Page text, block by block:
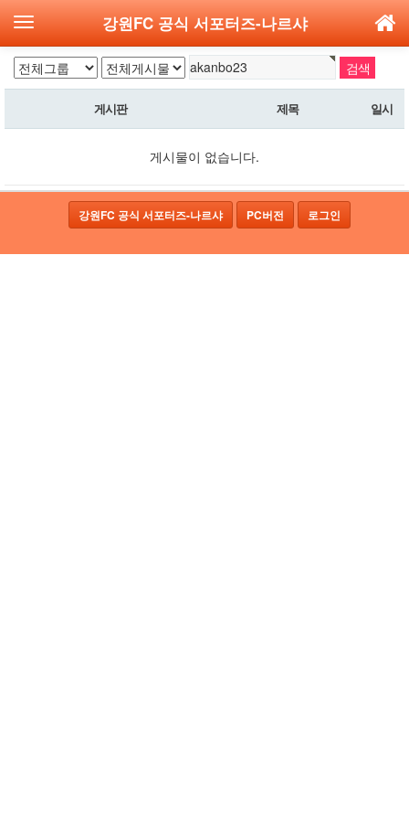
강원FC 공식 서포터즈-나르샤
게시판 제목 일시
게시물이 없습니다.
강원FC 공식 서포터즈-나르샤 PC버전 로그인